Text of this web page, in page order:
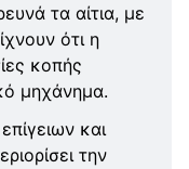
τα αίτια, με
ότι η
κοπής
μηχάνημα.
και
την